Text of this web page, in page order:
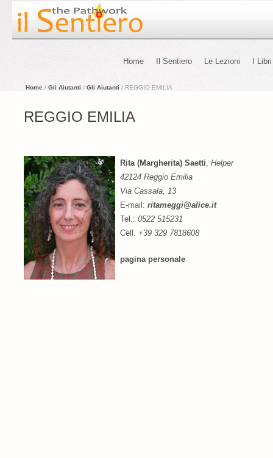
Home Il Sentiero Le Lezioni I Libri
Home / Gli Aiutanti / Gli Aiutanti / REGGIO EMILIA
REGGIO EMILIA
Rita (Margherita) Saetti, Helper
42124 Reggio Emilia
Via Cassala, 13
E-mail: ritameggi@alice.it
Tel.: 0522 515231
Cell. +39 329 7818608
pagina personale